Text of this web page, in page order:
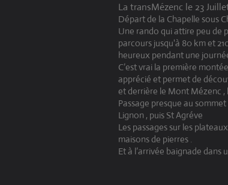
La transMézenc le 23
Départ de la Chapelle sous
Une rando qui attire peu de
parcours jusqu'à 80 km et
heureux pendant une
C’est vrai la première
apprécié et permet de
et derrière le Mont Mézenc ,
Passage presque au
Lignon , puis St Agréve
Les passages sur les
maisons de pierres .
Et à l’arrivée baignade dans